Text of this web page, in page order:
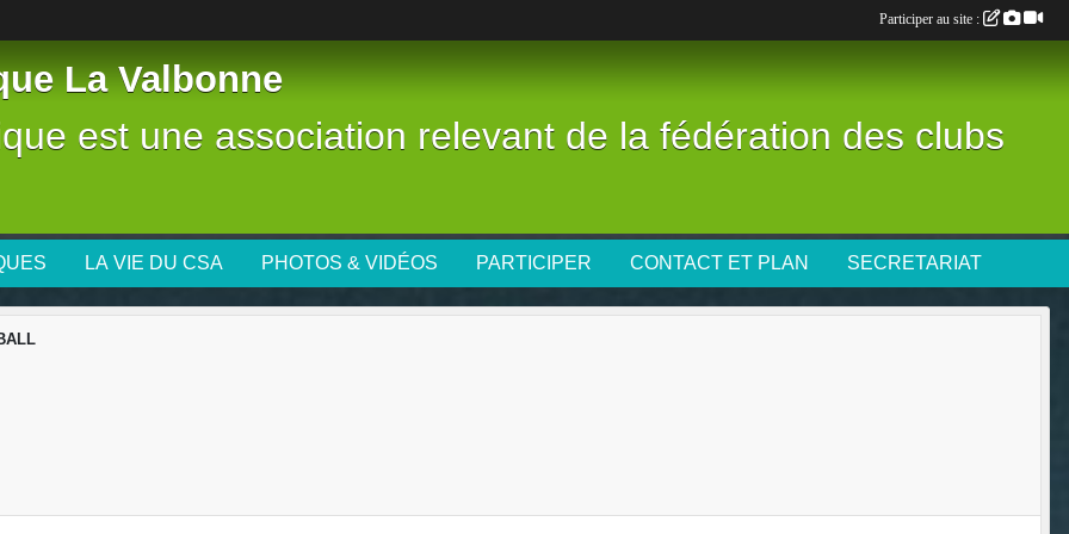
La Valbonne
est une association relevant de la fédération des clubs
LA VIE DU CSA PHOTOS & VIDÉOS PARTICIPER CONTACT ET PLAN SECRETARIAT
Participer au site :